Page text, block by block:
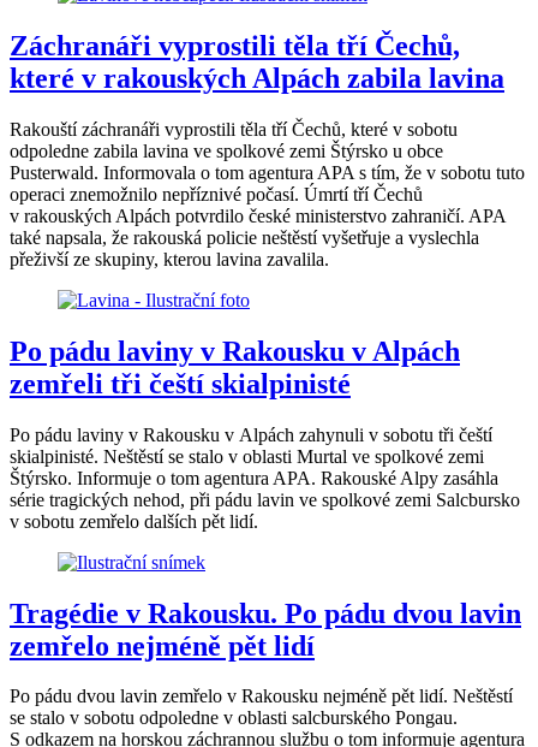
Záchranáři vyprostili těla tří Čechů,
které v rakouských Alpách zabila lavina
Rakouští záchranáři vyprostili těla tří Čechů, které v sobotu
odpoledne zabila lavina ve spolkové zemi Štýrsko u obce
Pusterwald. Informovala o tom agentura APA s tím, že v sobotu tuto
operaci znemožnilo nepříznivé počasí. Úmrtí tří Čechů
v rakouských Alpách potvrdilo české ministerstvo zahraničí. APA
také napsala, že rakouská policie neštěstí vyšetřuje a vyslechla
přeživší ze skupiny, kterou lavina zavalila.
Po pádu laviny v Rakousku v Alpách
zemřeli tři čeští skialpinisté
Po pádu laviny v Rakousku v Alpách zahynuli v sobotu tři čeští
skialpinisté. Neštěstí se stalo v oblasti Murtal ve spolkové zemi
Štýrsko. Informuje o tom agentura APA. Rakouské Alpy zasáhla
série tragických nehod, při pádu lavin ve spolkové zemi Salcbursko
v sobotu zemřelo dalších pět lidí.
Tragédie v Rakousku. Po pádu dvou lavin
zemřelo nejméně pět lidí
Po pádu dvou lavin zemřelo v Rakousku nejméně pět lidí. Neštěstí
se stalo v sobotu odpoledne v oblasti salcburského Pongau.
S odkazem na horskou záchrannou službu o tom informuje agentura